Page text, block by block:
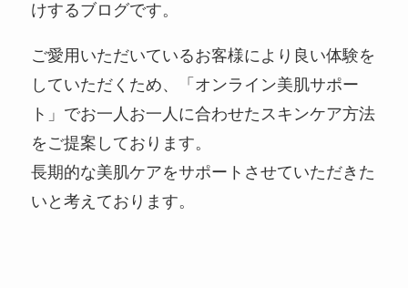
けするブログです。
ご愛用いただいているお客様により良い体験を
していただくため、「オンライン美肌サポー
ト」でお一人お一人に合わせたスキンケア方法
をご提案しております。
長期的な美肌ケアをサポートさせていただきた
いと考えております。